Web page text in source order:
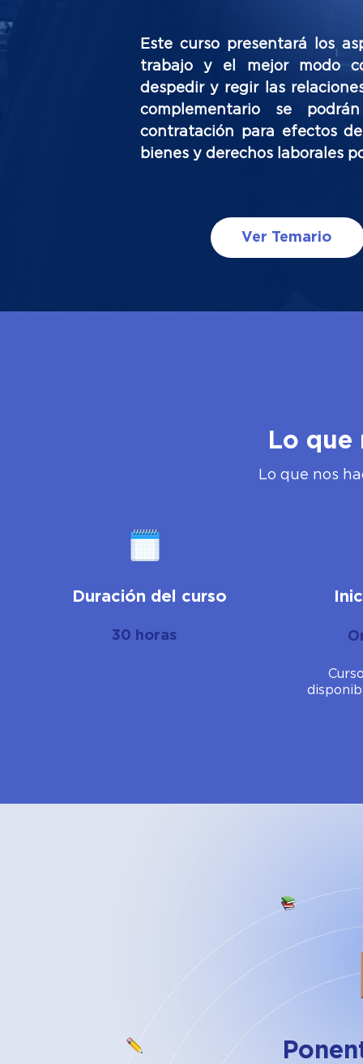
Este curso presentará los
trabajo y el mejor modo
despedir y regir las
complementario se
contratación para efectos
bienes y derechos laborales
Ver Temario
Lo que
Lo que nos
Duración del curso
30 horas